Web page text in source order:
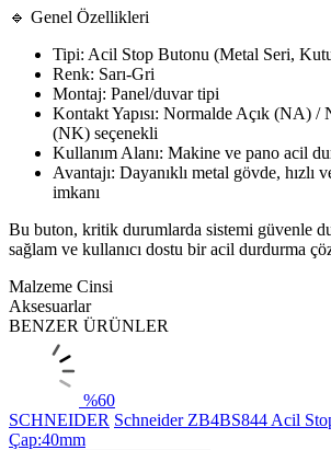
🔹 Genel Özellikleri
Tipi: Acil Stop Butonu (Metal Seri,
Renk: Sarı-Gri
Montaj: Panel/duvar tipi
Kontakt Yapısı: Normalde Açık (NA) /
(NK) seçenekli
Kullanım Alanı: Makine ve pano acil
Avantajı: Dayanıklı metal gövde, hızlı
imkanı
Bu buton, kritik durumlarda sistemi güvenle
sağlam ve kullanıcı dostu bir acil durdurma
Malzeme Cinsi
Aksesuarlar
BENZER ÜRÜNLER
%60
SCHNEIDER Schneider ZB4BS844 Acil
Çap:40mm